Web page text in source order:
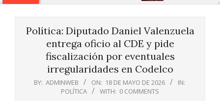
Política: Diputado Daniel Valenzuela
entrega oficio al CDE y pide
fiscalización por eventuales
irregularidades en Codelco
BY: ADMINWEB ON: 18 DE MAYO DE 2026
IN:
POLÍTICA
WITH: 0 COMMENTS